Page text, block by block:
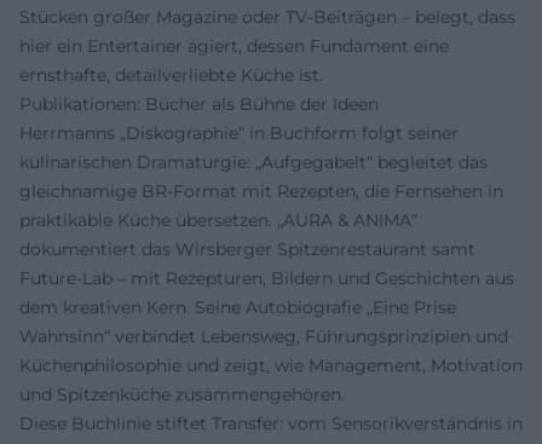
Stücken großer Magazine oder TV-Beiträgen – belegt, dass
hier ein Entertainer agiert, dessen Fundament eine
ernsthafte, detailverliebte Küche ist.
Publikationen: Bücher als Bühne der Ideen
Herrmanns „Diskographie“ in Buchform folgt seiner
kulinarischen Dramaturgie: „Aufgegabelt“ begleitet das
gleichnamige BR-Format mit Rezepten, die Fernsehen in
praktikable Küche übersetzen. „AURA & ANIMA“
dokumentiert das Wirsberger Spitzenrestaurant samt
Future-Lab – mit Rezepturen, Bildern und Geschichten aus
dem kreativen Kern. Seine Autobiografie „Eine Prise
Wahnsinn“ verbindet Lebensweg, Führungsprinzipien und
Küchenphilosophie und zeigt, wie Management, Motivation
und Spitzenküche zusammengehören.
Diese Buchlinie stiftet Transfer: vom Sensorikverständnis in